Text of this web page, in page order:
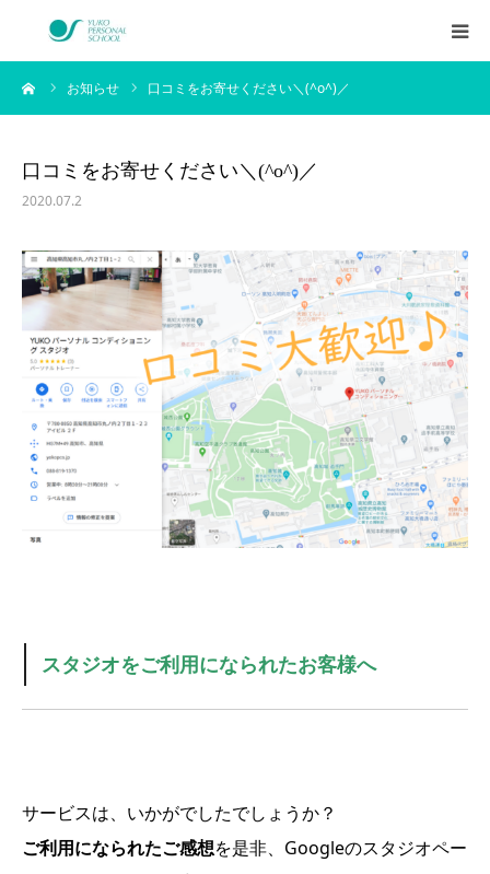
お知らせ 口コミをお寄せください＼(^o^)／
口コミをお寄せください＼(^o^)／
2020.07.2
スタジオをご利用になられたお客様へ
サービスは、いかがでしたでしょうか？
ご利用になられたご感想を是非、Googleのスタジオペー
西村侑剛プロフィール
企業研修
アイテム
お客様の声
ブログ